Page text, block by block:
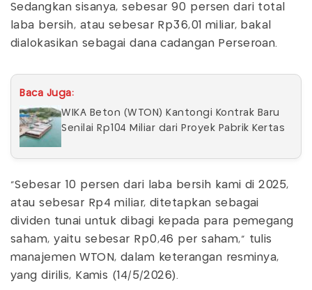
Sedangkan sisanya, sebesar 90 persen dari total
laba bersih, atau sebesar Rp36,01 miliar, bakal
dialokasikan sebagai dana cadangan Perseroan.
Baca Juga:
WIKA Beton (WTON) Kantongi Kontrak Baru
Senilai Rp104 Miliar dari Proyek Pabrik Kertas
"Sebesar 10 persen dari laba bersih kami di 2025,
atau sebesar Rp4 miliar, ditetapkan sebagai
dividen tunai untuk dibagi kepada para pemegang
saham, yaitu sebesar Rp0,46 per saham," tulis
manajemen WTON, dalam keterangan resminya,
yang dirilis, Kamis (14/5/2026).